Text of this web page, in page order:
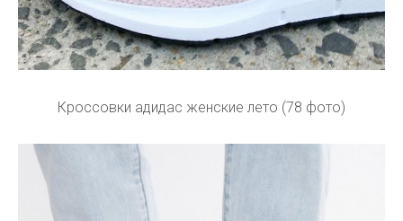
Кроссовки адидас женские лето (78 фото)